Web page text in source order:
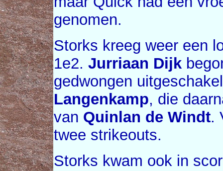
genomen.
Storks kreeg weer een
1e2. Jurriaan Dijk
gedwongen
Langenkamp, die
van Quinlan de Windt.
twee strikeouts.
Storks kwam ook in